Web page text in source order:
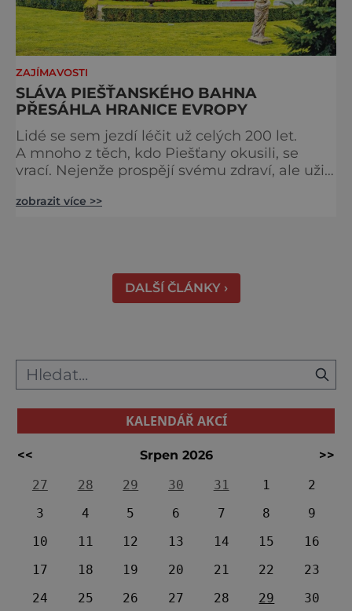
ZAJÍMAVOSTI
SLÁVA PIEŠŤANSKÉHO BAHNA
PŘESÁHLA HRANICE EVROPY
Lidé se sem jezdí léčit už celých 200 let.
A mnoho z těch, kdo Piešťany okusili, se
vrací. Nejenže prospějí svému zdraví, ale užijí
řekne slovenské lázně, Piešťany bývají první
zobrazit více >>
DALŠÍ ČLÁNKY ›
KALENDÁŘ AKCÍ
<< Srpen 2026
>>
27
28 29 30 31 1
2
3
4 5 6 7 8
9
10
11 12 13 14 15
16
17
18 19 20 21 22
23
24
25 26 27 28 29
30